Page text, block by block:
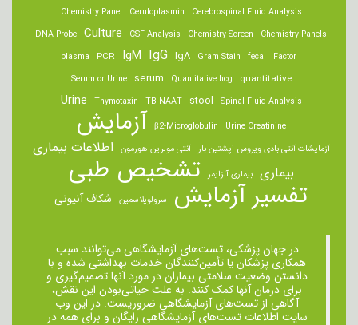
Cerebrospinal Fluid Analysis
Ceruloplasmin
Chemistry Panel
Chemistry Panels
Chemistry Screen
CSF Analysis
Culture
DNA Probe
Factor I
fecal
Gram Stain
IgA
IgG
IgM
PCR
plasma
quantitative
Quantitative hcg
serum
Serum or Urine
Spinal Fluid Analysis
stool
TB NAAT
Thymotaxin
Urine
Urine Creatinine
β2-Microglobulin آزمایش
آزمایشات آنتی بادی ویروس اپشتین بار آنتی مولرین هورمون اطلاعات بیماری
بیماری بیماری آلزایمر تشخیص طبی
تفسیر آزمایش سرولوپلاسمین شکاف آنیونی
در جهان پزشکی، تست‌های آزمایشگاهی می‌توانند سبب
همکاری پزشکان یا تأمین‌کنندگان خدمات بهداشتی شده و با
دانستن وضعیت سلامتی بیماران در مورد آنها تصمیم‌گیری و
برای درمان ‌آنها کمک کنند. به علت حیاتی‌بودن این نقش،
آگاهی از تست‌های آزمایشگاهی ضروریست. در این وب
سایت اطلاعات تست‌های آزمایشگاهی رایگان و برای همه در